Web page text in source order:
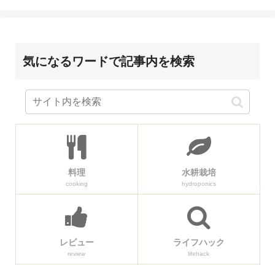
気になるワードで記事内を検索
料理
cooking
水耕栽培
hydroponics
レビュー
review
ライフハック
lifehack